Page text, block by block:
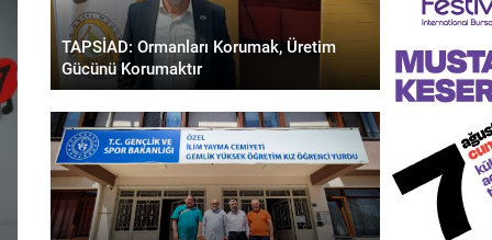
TAPSİAD: Ormanları Korumak, Üretim
Gücünü Korumaktır